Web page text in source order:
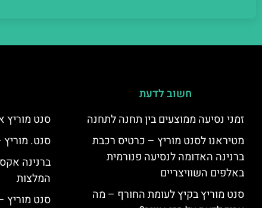
חשוב לדעת
זמני נסיעה ממוצעים בין תחנה לתחנה
מטיראנו לסנט מוריץ – כרטיס רכבת
ברנינה האדומה לנסיעה פנורמית
באלפים השוויצריים
סנט מוריץ בקיץ לעומת החורף – מה
סנט מוריץ
סנט.
ברנינה
המלצות
סנט מוריץ